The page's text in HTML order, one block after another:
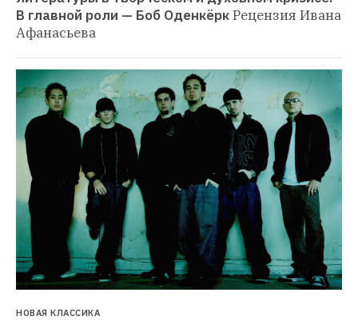
В главной роли — Боб ОденкёркРецензия Ивана
Афанасьева
НОВАЯ КЛАССИКА